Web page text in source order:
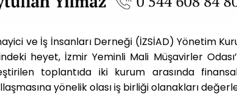
ve İş İnsanları Derneği (İZSİAD) Yönetim
heyet, İzmir Yeminli Mali Müşavirler
toplantıda iki kurum arasında
yönelik olası iş birliği olanakları